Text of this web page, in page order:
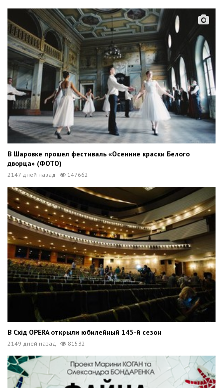
В Шаровке прошел фестиваль «Осенние краски Белого
дворца» (ФОТО)
2147 дней назад 147662
В Схід OPERA открыли юбилейный 145-й сезон
2149 дней назад 81532